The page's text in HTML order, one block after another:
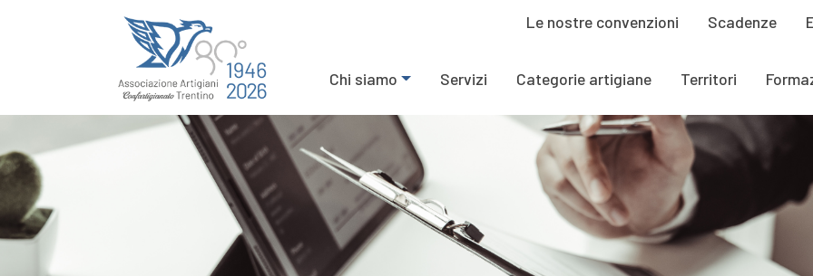
Le nostre convenzioni Scadenze
Chi siamo Servizi Categorie artigiane Territori